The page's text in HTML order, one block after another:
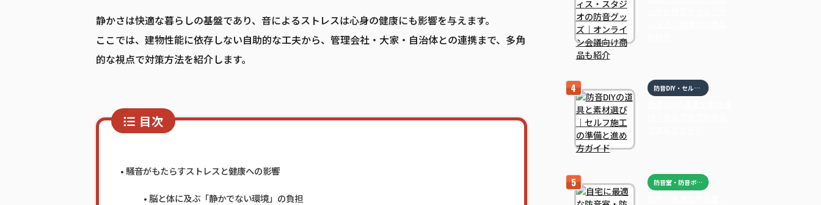
静かさは快適な暮らしの基盤であり、音によるストレスは心身の健康にも影響を与えます。
ここでは、建物性能に依存しない自助的な工夫から、管理会社・大家・自治体との連携まで、多角
的な視点で対策方法を紹介します。
目次
騒音がもたらすストレスと健康への影響
脳と体に及ぶ「静かでない環境」の負担
防音DIY・セルフ施工
防音室・防音ボックス